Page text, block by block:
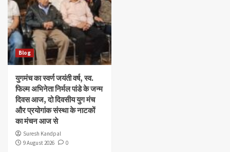
Blog
युगमंच का स्वर्ण जयंती वर्ष, स्व.
फिल्म अभिनेता निर्मल पांडे के जन्म
दिवस आज, दो दिवसीय युग मंच
और प्रयोगांक संस्था के नाटकों
का मंचन आज से
Suresh Kandpal
9 August 2026
0